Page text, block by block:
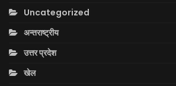
Uncategorized
अन्तराष्ट्रीय
उत्तर प्रदेश
खेल